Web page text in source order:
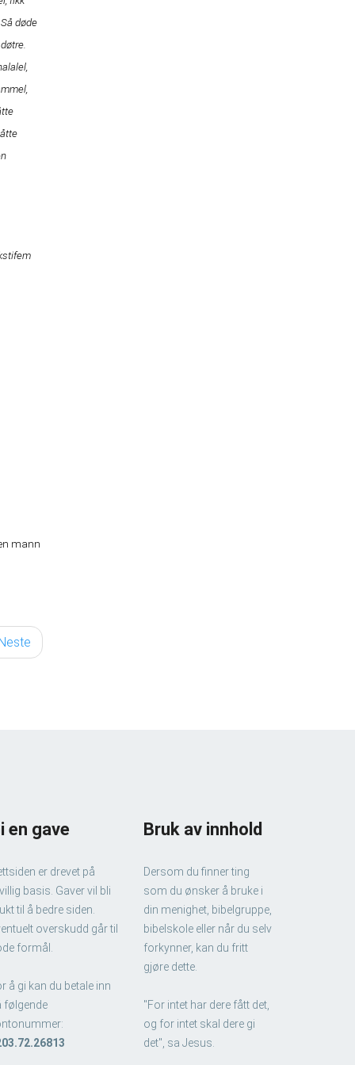
døde
mann
en gave
er drevet på
basis. Gaver vil bli
til å bedre siden.
overskudd går til
formål.
å gi kan du betale inn
følgende
Bruk av innhold
Dersom du finner ting
som du ønsker å bruke i
din menighet, bibelgruppe,
bibelskole eller når du selv
forkynner, kan du fritt
gjøre dette.
"For intet har dere fått det,
og for intet skal dere gi
det", sa Jesus.